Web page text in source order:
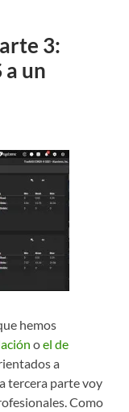
3:
a un
hemos
oel de
a
tercera parte voy
Como